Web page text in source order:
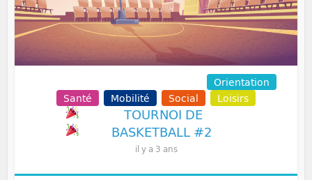
Orientation
Santé
Mobilité Social Loisirs
TOURNOI DE
BASKETBALL #2
il y a 3 ans